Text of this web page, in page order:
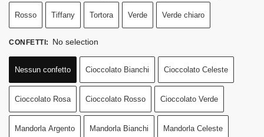
Rosso Tiffany Tortora Verde Verde chiaro
CONFETTI: No selection
Nessun confetto Cioccolato Bianchi Cioccolato Celeste
Cioccolato Rosa Cioccolato Rosso Cioccolato Verde
Mandorla Argento Mandorla Bianchi Mandorla Celeste